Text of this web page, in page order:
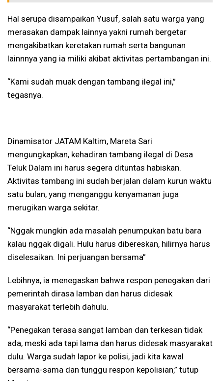
Hal serupa disampaikan Yusuf, salah satu warga yang
merasakan dampak lainnya yakni rumah bergetar
mengakibatkan keretakan rumah serta bangunan
lainnnya yang ia miliki akibat aktivitas pertambangan ini.
“Kami sudah muak dengan tambang ilegal ini,”
tegasnya.
Dinamisator JATAM Kaltim, Mareta Sari
mengungkapkan, kehadiran tambang ilegal di Desa
Teluk Dalam ini harus segera dituntas habiskan.
Aktivitas tambang ini sudah berjalan dalam kurun waktu
satu bulan, yang menganggu kenyamanan juga
merugikan warga sekitar.
“Nggak mungkin ada masalah penumpukan batu bara
kalau nggak digali. Hulu harus dibereskan, hilirnya harus
diselesaikan. Ini perjuangan bersama”
Lebihnya, ia menegaskan bahwa respon penegakan dari
pemerintah dirasa lamban dan harus didesak
masyarakat terlebih dahulu.
“Penegakan terasa sangat lamban dan terkesan tidak
ada, meski ada tapi lama dan harus didesak masyarakat
dulu. Warga sudah lapor ke polisi, jadi kita kawal
bersama-sama dan tunggu respon kepolisian,” tutup